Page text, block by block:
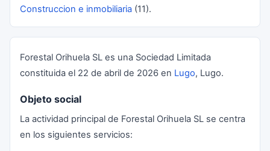
Construccion e inmobiliaria (11).
Forestal Orihuela SL es una Sociedad Limitada
constituida el 22 de abril de 2026 en Lugo, Lugo.
Objeto social
La actividad principal de Forestal Orihuela SL se centra
en los siguientes servicios: